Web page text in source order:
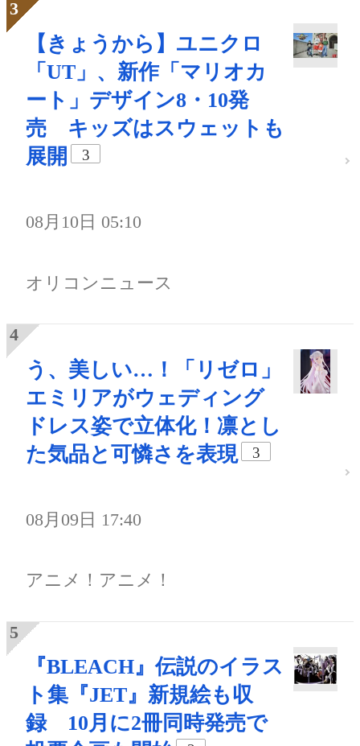
【きょうから】ユニクロ
「UT」、新作「マリオカ
ート」デザイン8・10発
売 キッズはスウェットも
展開
3
08月10日 05:10
オリコンニュース
う、美しい…！「リゼロ」
エミリアがウェディング
ドレス姿で立体化！凛とし
た気品と可憐さを表現
3
08月09日 17:40
アニメ！アニメ！
『BLEACH』伝説のイラス
ト集『JET』新規絵も収
録 10月に2冊同時発売で